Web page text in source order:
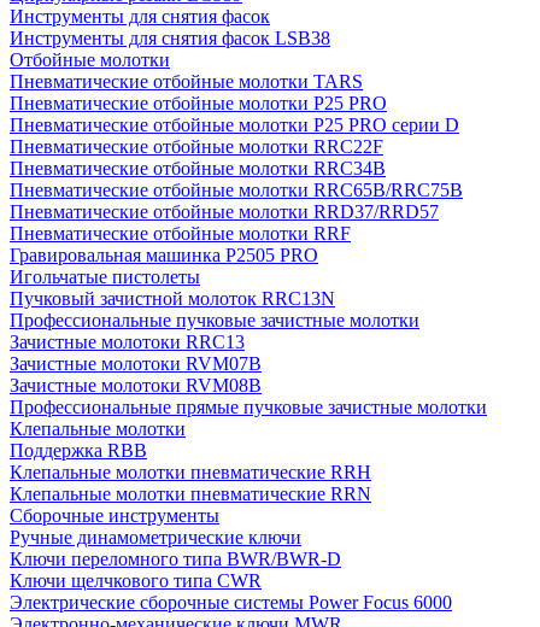
Инструменты для снятия фасок
Инструменты для снятия фасок LSB38
Отбойные молотки
Пневматические отбойные молотки TARS
Пневматические отбойные молотки P25 PRO
Пневматические отбойные молотки P25 PRO серии D
Пневматические отбойные молотки RRC22F
Пневматические отбойные молотки RRC34B
Пневматические отбойные молотки RRC65B/RRC75B
Пневматические отбойные молотки RRD37/RRD57
Пневматические отбойные молотки RRF
Гравировальная машинка P2505 PRO
Игольчатые пистолеты
Пучковый зачистной молоток RRC13N
Профессиональные пучковые зачистные молотки
Зачистные молотоки RRC13
Зачистные молотоки RVM07B
Зачистные молотоки RVM08B
Профессиональные прямые пучковые зачистные молотки
Клепальные молотки
Поддержка RBB
Клепальные молотки пневматические RRH
Клепальные молотки пневматические RRN
Сборочные инструменты
Ручные динамометрические ключи
Ключи переломного типа BWR/BWR-D
Ключи щелчкового типа CWR
Электрические сборочные системы Power Focus 6000